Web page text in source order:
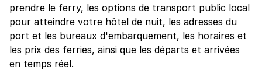
prendre le ferry, les options de transport public local
pour atteindre votre hôtel de nuit, les adresses du
port et les bureaux d'embarquement, les horaires et
les prix des ferries, ainsi que les départs et arrivées
en temps réel.